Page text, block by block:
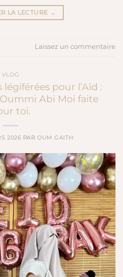
LA LECTURE →
Laissez un commentaire
VLOG
pour l’Aïd :
Abi Moi faite
toi.
2026 PAROUM GAITH